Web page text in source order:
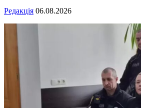
Редакція 06.08.2026